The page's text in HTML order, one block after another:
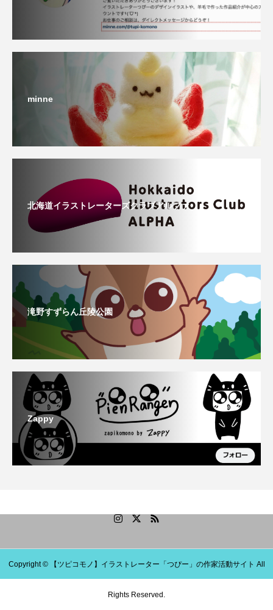
minne
北海道イラストレーターズクラブアルファ
滝野すずらん丘陵公園
Zappy
Copyright © 【ツピコモノ】イラストレーター「つぴー」の作家活動サイト All
Rights Reserved.